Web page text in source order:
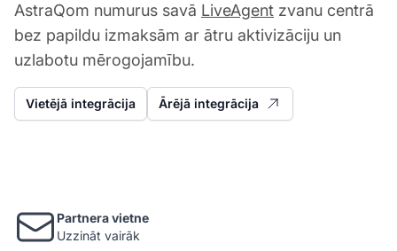
AstraQom numurus savā LiveAgent zvanu centrā
bez papildu izmaksām ar ātru aktivizāciju un
uzlabotu mērogojamību.
Vietējā integrācija Ārējā integrācija
Partnera vietne
Uzzināt vairāk